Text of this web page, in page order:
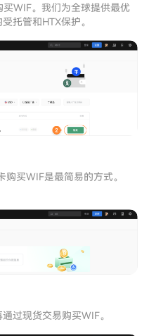
买WIF。我们为全球提供最优
托管和HTX保护。
买WIF是最简易的方式。
过现货交易购买WIF。